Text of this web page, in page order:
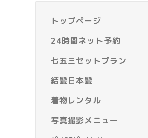
トップページ
24時間ネット予約
七五三セットプラン
結髪日本髪
着物レンタル
写真撮影メニュー